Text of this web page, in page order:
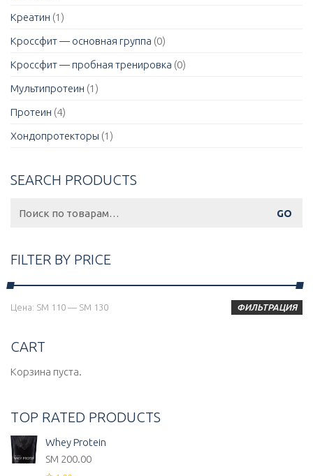
Креатин (1)
Кроссфит — основная группа (0)
Кроссфит — пробная тренировка (0)
Мультипротеин (1)
Протеин (4)
Хондопротекторы (1)
SEARCH PRODUCTS
FILTER BY PRICE
Минимальная
Максимальная
ФИЛЬТРАЦИЯ
Цена: ЅМ 110 — ЅМ 130
CART
Корзина пуста.
TOP RATED PRODUCTS
Whey Protein
ЅМ 200.00